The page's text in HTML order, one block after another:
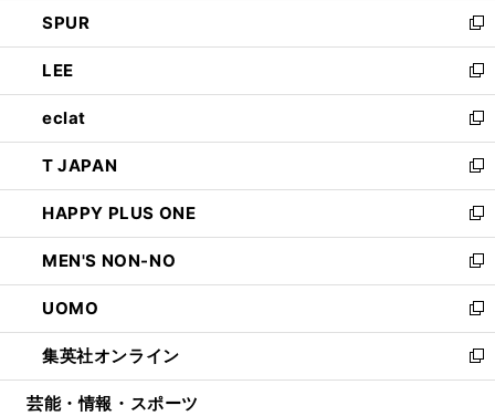
で
開
く
ド
ウ
で
開
く
ィ
ン
ド
ウ
で
開
く
い
ウ
ィ
ン
ド
ウ
で
開
く
SPUR
新
し
い
ウ
ィ
ン
ド
ウ
で
開
く
LEE
新
し
い
ウ
ィ
ン
ド
ウ
で
開
く
eclat
新
し
い
ウ
ィ
ン
ド
ウ
で
開
く
T JAPAN
新
し
い
ウ
ィ
ン
ド
ウ
で
開
HAPPY PLUS ONE
新
し
い
ウ
ィ
ン
ド
ウ
MEN'S NON-NO
新
し
い
ウ
ィ
ン
UOMO
新
し
い
ウ
集英社オンライン
新
し
芸能・情報・スポーツ